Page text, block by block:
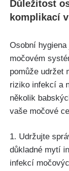
Důležitost⁤
komplikací
Osobní⁢
močovém
pomůže udržet
riziko ⁢infekcí a
několik
vaše ​močové
1. Udržujte
důkladné ‌mytí⁣
infekcí